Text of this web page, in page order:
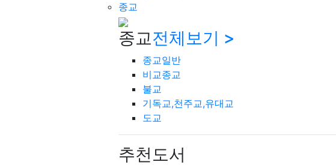
종교
종교전체보기 >
종교일반
비교종교
불교
기독교,천주교,유대교
도교
추천도서